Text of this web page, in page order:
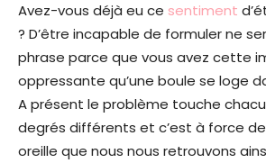
Avez-vous déjà eu ce sentiment
? D’être incapable de formuler ne
phrase parce que vous avez cette
oppressante qu’une boule se loge
A présent le problème touche
degrés différents et c’est à force
oreille que nous nous retrouvons